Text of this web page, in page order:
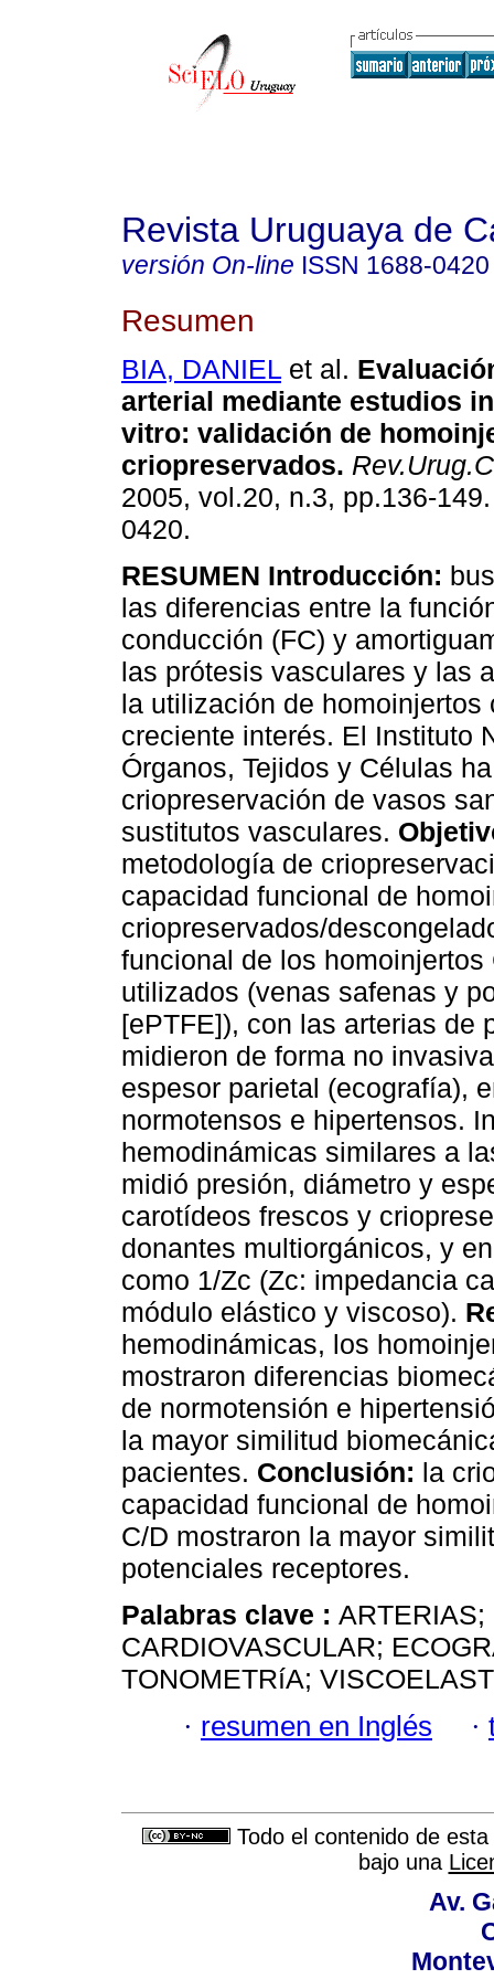
Revista Uruguaya de
versión On-line ISSN 1688-0420
Resumen
BIA, DANIEL et al.
arterial mediante estudios
vitro: validación de
criopreservados.
2005, vol.20, n.3, pp.136-
0420.
RESUMEN Introducción:
las diferencias entre la
conducción (FC) y
las prótesis vasculares y las
la utilización de
creciente interés. El Instituto
Órganos, Tejidos y Células
criopreservación de vasos
sustitutos vasculares.
metodología de
capacidad funcional de
criopreservados/
funcional de los
utilizados (venas safenas y
[ePTFE]), con las arterias de
midieron de forma no
espesor parietal (ecografía),
normotensos e hipertensos.
hemodinámicas similares a
midió presión, diámetro y
carotídeos frescos y
donantes multiorgánicos, y
como 1/Zc (Zc: impedancia
módulo elástico y viscoso).
hemodinámicas, los
mostraron diferencias
de normotensión e
la mayor similitud
pacientes. Conclusión: la
capacidad funcional de
C/D mostraron la mayor
potenciales receptores.
Palabras clave : ARTERIAS;
CARDIOVASCULAR;
TONOMETRíA;
· resumen en Inglés ·
Todo el contenido de
bajo una
Av.